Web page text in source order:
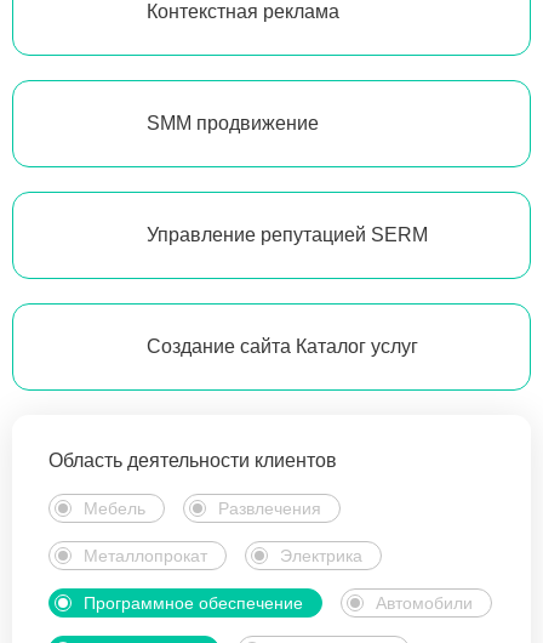
Контекстная реклама
SMM продвижение
Управление репутацией SERM
Создание сайта Каталог услуг
Область деятельности клиентов
Мебель Развлечения
Металлопрокат Электрика
Программное обеспечение Автомобили